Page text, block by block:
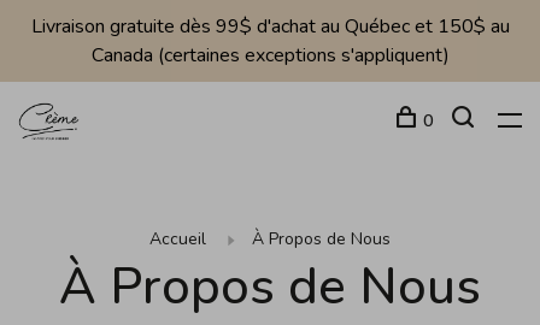
Livraison gratuite dès 99$ d'achat au Québec et 150$ au
Canada (certaines exceptions s'appliquent)
0
Accueil À Propos de Nous
À Propos de Nous